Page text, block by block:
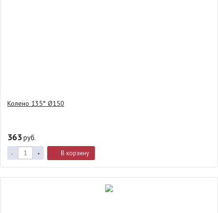
Колено 135° Ø150
363руб.
- + В корзину